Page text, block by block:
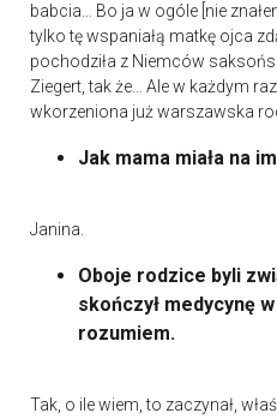
babcia… Bo ja w ogóle [nie
tylko tę wspaniałą matkę ojca
pochodziła z Niemców
Ziegert, tak że… Ale w każdym
wkorzeniona już warszawska
Jak mama miała na
Janina.
Oboje rodzice byli
skończył medycynę
rozumiem.
Tak, o ile wiem, to zaczynał,